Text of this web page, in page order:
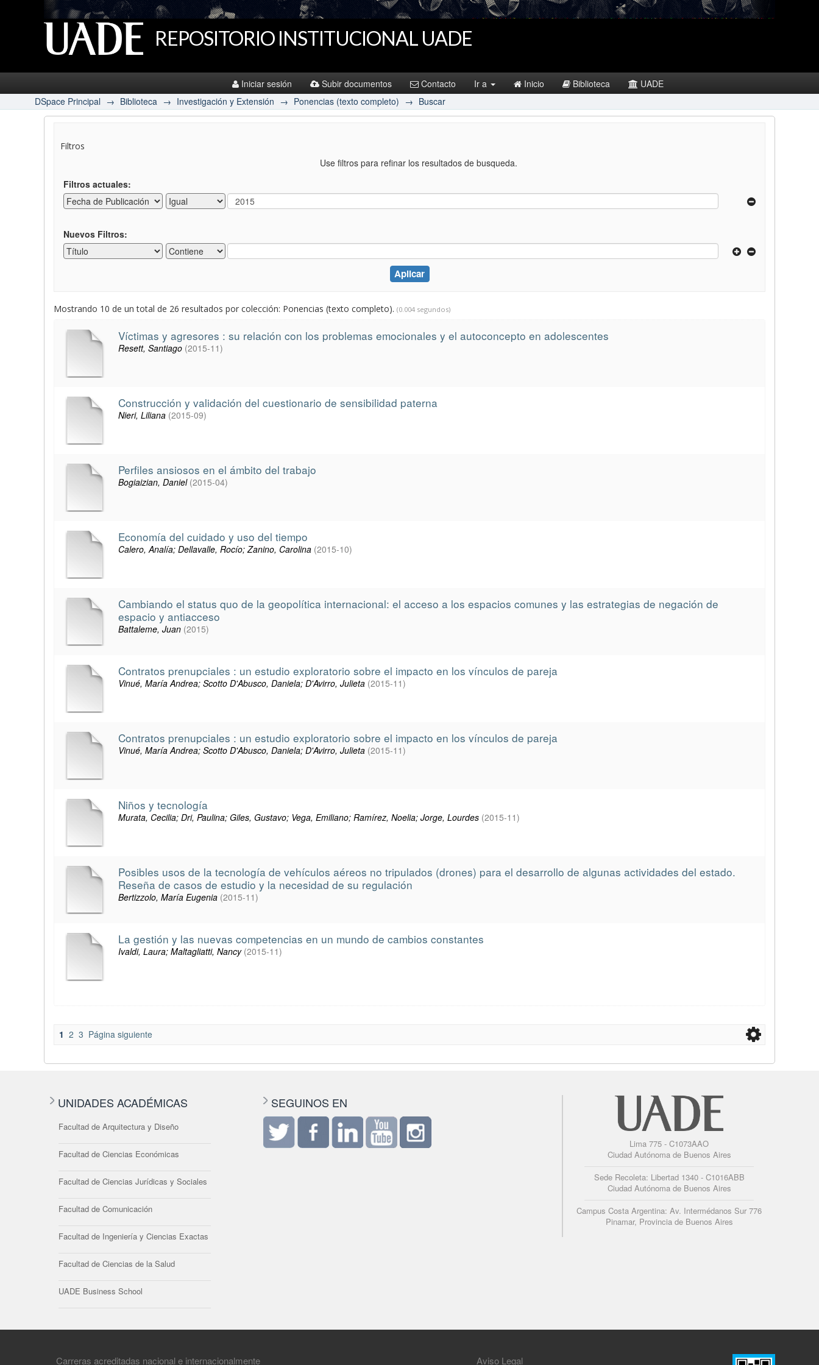
REPOSITORIO INSTITUCIONAL UADE
Iniciar sesión Subir documentos Contacto Ir a Inicio Biblioteca
UADE
DSpace Principal → Biblioteca → Investigación y Extensión → Ponencias (texto completo) → Buscar
Filtros
Use filtros para refinar los resultados de busqueda.
Filtros actuales:
Nuevos Filtros:
Mostrando 10 de un total de 26 resultados por colección: Ponencias (texto completo). (0.004 segundos)
Víctimas y agresores : su relación con los problemas emocionales y el autoconcepto en adolescentes
Resett, Santiago (2015-11)
Construcción y validación del cuestionario de sensibilidad paterna
Nieri, Liliana (2015-09)
Perfiles ansiosos en el ámbito del trabajo
Bogiaizian, Daniel (2015-04)
Economía del cuidado y uso del tiempo
Calero, Analía; Dellavalle, Rocío; Zanino, Carolina (2015-10)
Cambiando el status quo de la geopolítica internacional: el acceso a los espacios comunes y las estrategias de negación de
espacio y antiacceso
Battaleme, Juan (2015)
Contratos prenupciales : un estudio exploratorio sobre el impacto en los vínculos de pareja
Vinué, María Andrea; Scotto D'Abusco, Daniela; D'Avirro, Julieta (2015-11)
Contratos prenupciales : un estudio exploratorio sobre el impacto en los vínculos de pareja
Vinué, María Andrea; Scotto D'Abusco, Daniela; D'Avirro, Julieta (2015-11)
Niños y tecnología
Murata, Cecilia; Dri, Paulina; Giles, Gustavo; Vega, Emiliano; Ramírez, Noelia; Jorge, Lourdes (2015-11)
Posibles usos de la tecnología de vehículos aéreos no tripulados (drones) para el desarrollo de algunas actividades del estado.
Reseña de casos de estudio y la necesidad de su regulación
Bertizzolo, María Eugenia (2015-11)
La gestión y las nuevas competencias en un mundo de cambios constantes
Ivaldi, Laura; Maltagliatti, Nancy (2015-11)
1 2 3 Página siguiente
UNIDADES ACADÉMICAS
Facultad de Arquitectura y Diseño
Facultad de Ciencias Económicas
Facultad de Ciencias Jurídicas y Sociales
Facultad de Comunicación
Facultad de Ingeniería y Ciencias Exactas
Facultad de Ciencias de la Salud
UADE Business School
SEGUINOS EN
Lima 775 - C1073AAO
Ciudad Autónoma de Buenos Aires
Sede Recoleta: Libertad 1340 - C1016ABB
Ciudad Autónoma de Buenos Aires
Campus Costa Argentina: Av. Intermédanos Sur 776
Pinamar, Provincia de Buenos Aires
Carreras acreditadas nacional e internacionalmente Aviso Legal